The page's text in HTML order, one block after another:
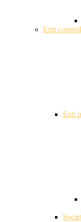
Enti
Enti